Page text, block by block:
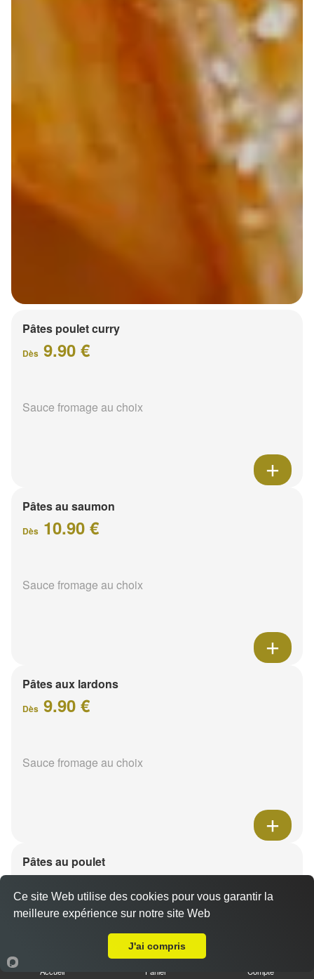
Pâtes poulet curry
Dès 9.90 €
Sauce fromage au choix
Pâtes au saumon
Dès 10.90 €
Sauce fromage au choix
Pâtes aux lardons
Dès 9.90 €
Sauce fromage au choix
Pâtes au poulet
9.90 €
Sauce fromage au choix
Accueil Panier Compte
Ce site Web utilise des cookies pour vous garantir la
meilleure expérience sur notre site Web
J'ai compris